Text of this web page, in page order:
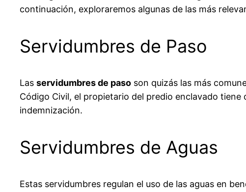
continuación, exploraremos algunas de las más
Servidumbres de Paso
Las servidumbres de paso son quizás las más
Código Civil, el propietario del predio enclavado
indemnización.
Servidumbres de Aguas
Estas servidumbres regulan el uso de las aguas en